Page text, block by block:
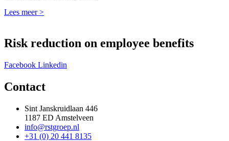
Lees meer >
Risk reduction on employee benefits
Facebook Linkedin
Contact
Sint Janskruidlaan 446
1187 ED Amstelveen
info@rstgroep.nl
+31 (0) 20 441 8135